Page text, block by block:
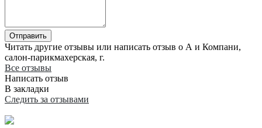
Отправить
Читать другие отзывы или написать отзыв о А и Компани,
салон-парикмахерская, г.
Все отзывы
Написать отзыв
В закладки
Следить за отзывами